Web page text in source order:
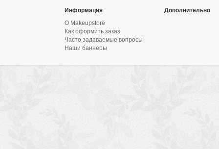
Информация
О Makeupstore
Как оформить заказ
Часто задаваемые вопросы
Наши баннеры
Дополнительно